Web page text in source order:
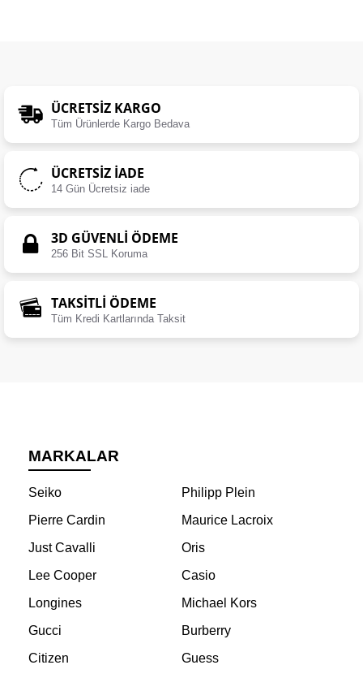
ÜCRETSIZ KARGO
Tüm Ürünlerde Kargo Bedava
ÜCRETSIZ İADE
14 Gün Ücretsiz iade
3D GÜVENLİ ÖDEME
256 Bit SSL Koruma
TAKSİTLİ ÖDEME
Tüm Kredi Kartlarında Taksit
MARKALAR
Seiko
Philipp Plein
Pierre Cardin
Maurice Lacroix
Just Cavalli
Oris
Lee Cooper
Casio
Longines
Michael Kors
Gucci
Burberry
Citizen
Guess